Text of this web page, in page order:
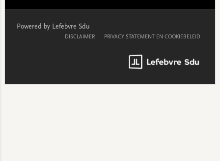
Powered by Lefebvre Sdu
DISCLAIMER PRIVACY STATEMENT EN COOKIEBELEID